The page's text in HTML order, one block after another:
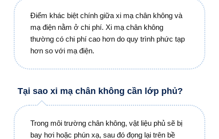
Điểm khác biệt chính giữa xi mạ chân không và
mạ điện nằm ở chi phí. Xi mạ chân không
thường có chi phí cao hơn do quy trình phức tạp
hơn so với mạ điện.
Tại sao xi mạ chân không cần lớp phủ?
Trong môi trường chân không, vật liệu phủ sẽ bị
bay hơi hoặc phún xạ, sau đó đọng lại trên bề